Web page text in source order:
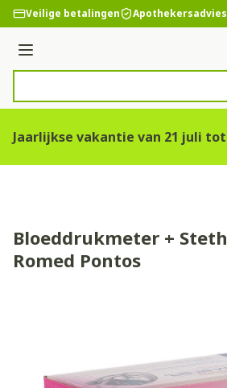
Ga naar de inhoud
Veilige betalingen Apothekersadvies
Menu
Jaarlijkse vakantie van 21 juli
Bloeddrukmeter +
Romed Pontos